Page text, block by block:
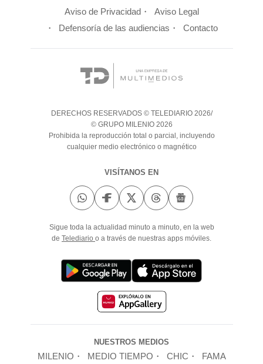
Aviso de Privacidad
Aviso Legal
Defensoría de las audiencias
Contacto
DERECHOS RESERVADOS © TELEDIARIO 2026/
© GRUPO MILENIO 2026
Prohibida la reproducción total o parcial, incluyendo
cualquier medio electrónico o magnético
VISÍTANOS EN
Sigue toda la actualidad minuto a minuto, en la web
de Telediario o a través de nuestras apps móviles.
NUESTROS MEDIOS
MILENIO MEDIO TIEMPO CHIC FAMA